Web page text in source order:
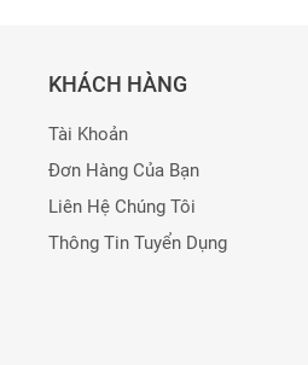
KHÁCH HÀNG
Tài Khoản
Đơn Hàng Của Bạn
Liên Hệ Chúng Tôi
Thông Tin Tuyển Dụng